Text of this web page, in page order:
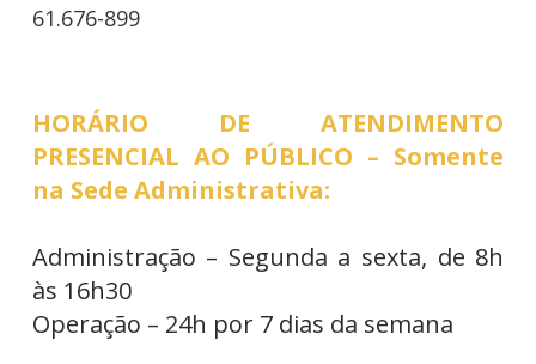
61.676-899
HORÁRIO DE ATENDIMENTO
PRESENCIAL AO PÚBLICO – Somente
na Sede Administrativa:
Administração – Segunda a sexta, de 8h
às 16h30
Operação – 24h por 7 dias da semana